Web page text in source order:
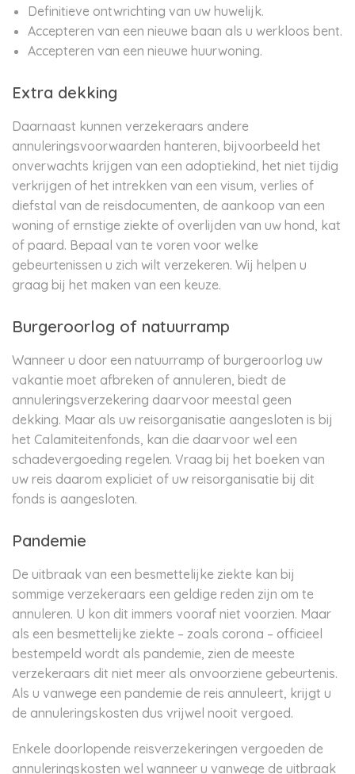
Definitieve ontwrichting van uw huwelijk.
Accepteren van een nieuwe baan als u werkloos bent.
Accepteren van een nieuwe huurwoning.
Extra dekking
Daarnaast kunnen verzekeraars andere
annuleringsvoorwaarden hanteren, bijvoorbeeld het
onverwachts krijgen van een adoptiekind, het niet tijdig
verkrijgen of het intrekken van een visum, verlies of
diefstal van de reisdocumenten, de aankoop van een
woning of ernstige ziekte of overlijden van uw hond, kat
of paard. Bepaal van te voren voor welke
gebeurtenissen u zich wilt verzekeren. Wij helpen u
graag bij het maken van een keuze.
Burgeroorlog of natuurramp
Wanneer u door een natuurramp of burgeroorlog uw
vakantie moet afbreken of annuleren, biedt de
annuleringsverzekering daarvoor meestal geen
dekking. Maar als uw reisorganisatie aangesloten is bij
het Calamiteitenfonds, kan die daarvoor wel een
schadevergoeding regelen. Vraag bij het boeken van
uw reis daarom expliciet of uw reisorganisatie bij dit
fonds is aangesloten.
Pandemie
De uitbraak van een besmettelijke ziekte kan bij
sommige verzekeraars een geldige reden zijn om te
annuleren. U kon dit immers vooraf niet voorzien. Maar
als een besmettelijke ziekte – zoals corona – officieel
bestempeld wordt als pandemie, zien de meeste
verzekeraars dit niet meer als onvoorziene gebeurtenis.
Als u vanwege een pandemie de reis annuleert, krijgt u
de annuleringskosten dus vrijwel nooit vergoed.
Enkele doorlopende reisverzekeringen vergoeden de
annuleringskosten wel wanneer u vanwege de uitbraak